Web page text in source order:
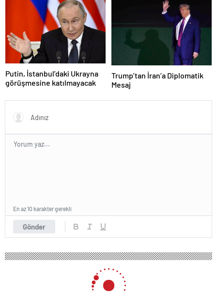
Putin, İstanbul’daki Ukrayna
görüşmesine katılmayacak
Trump’tan İran’a Diplomatik
Mesaj
Gönder
En az 10 karakter gerekli